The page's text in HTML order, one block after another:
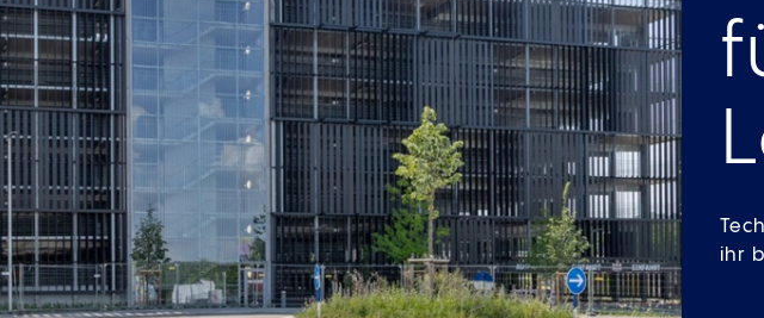
für innovative
Lösungen
Technologische Innovation ist ein wesentlicher strategischer Treiber. Dank
ihr bauen wir unsere Position als Technologieführer konsequent aus.